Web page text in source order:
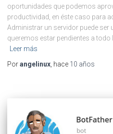
oportunidades que podemos
productividad, en éste caso para
Administrar un servidor puede ser
queremos estar pendientes a todo
Leer más
Porangelinux , hace 10 años